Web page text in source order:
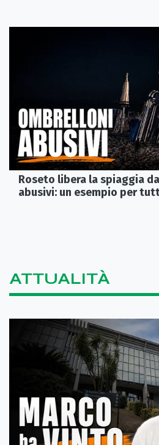
Roseto libera la spiaggia
abusivi: un esempio per
ATTUALITÀ